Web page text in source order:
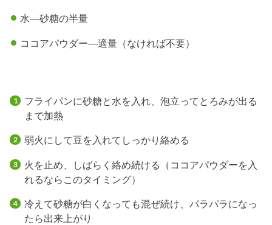
水—砂糖の半量
ココアパウダー—適量（なければ不要）
フライパンに砂糖と水を入れ、泡立ってとろみが出る
まで加熱
弱火にして豆を入れてしっかり絡める
火を止め、しばらく絡め続ける（ココアパウダーを入
れるならこのタイミング）
冷えて砂糖が白くなっても混ぜ続け、パラパラになっ
たら出来上がり